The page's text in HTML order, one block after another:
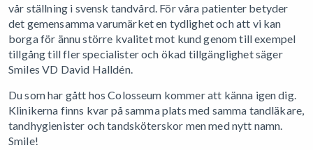
vår ställning i svensk tandvård. För våra patienter betyder
det gemensamma varumärket en tydlighet och att vi kan
borga för ännu större kvalitet mot kund genom till exempel
tillgång till fler specialister och ökad tillgänglighet säger
Smiles VD David Halldén.
Du som har gått hos Colosseum kommer att känna igen dig.
Klinikerna finns kvar på samma plats med samma tandläkare,
tandhygienister och tandsköterskor men med nytt namn.
Smile!